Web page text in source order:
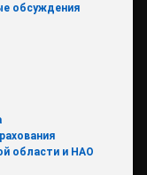
обсуждения
области и НАО